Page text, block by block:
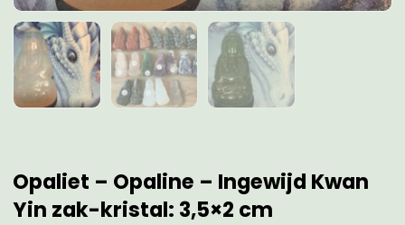
Opaliet – Opaline – Ingewijd Kwan
Yin zak-kristal: 3,5×2 cm